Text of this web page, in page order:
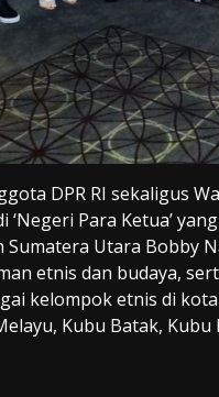
DPR RI sekaligus
Para Ketua’
Utara Bobby
etnis dan budaya,
kelompok etnis di
Kubu Batak,